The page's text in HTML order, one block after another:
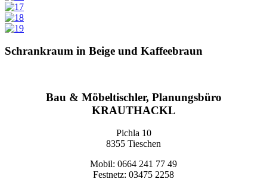
Schrankraum in Beige und Kaffeebraun
Bau & Möbeltischler, Planungsbüro
KRAUTHACKL
Pichla 10
8355 Tieschen
Mobil: 0664 241 77 49
Festnetz: 03475 2258